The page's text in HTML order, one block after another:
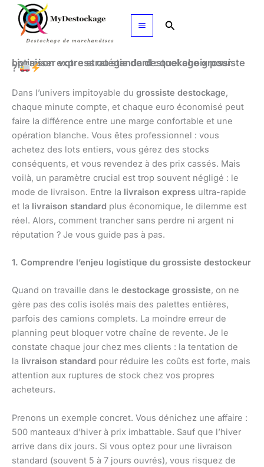
Aller
contenu
Rechercher
Livraison express ou standard : quel choix pour optimiser votre stratégie de destockage grossiste
?
Dans l’univers impitoyable du grossiste destockage,
chaque minute compte, et chaque euro économisé peut
faire la différence entre une marge confortable et une
opération blanche. Vous êtes professionnel : vous
achetez des lots entiers, vous gérez des stocks
conséquents, et vous revendez à des prix cassés. Mais
voilà, un paramètre crucial est trop souvent négligé : le
mode de livraison. Entre la livraison express ultra-rapide
et la livraison standard plus économique, le dilemme est
réel. Alors, comment trancher sans perdre ni argent ni
réputation ? Je vous guide pas à pas.
1. Comprendre l’enjeu logistique du grossiste destockeur
Quand on travaille dans le destockage grossiste, on ne
gère pas des colis isolés mais des palettes entières,
parfois des camions complets. La moindre erreur de
planning peut bloquer votre chaîne de revente. Je le
constate chaque jour chez mes clients : la tentation de
la livraison standard pour réduire les coûts est forte, mais
attention aux ruptures de stock chez vos propres
acheteurs.
Prenons un exemple concret. Vous dénichez une affaire :
500 manteaux d’hiver à prix imbattable. Sauf que l’hiver
arrive dans dix jours. Si vous optez pour une livraison
standard (souvent 5 à 7 jours ouvrés), vous risquez de